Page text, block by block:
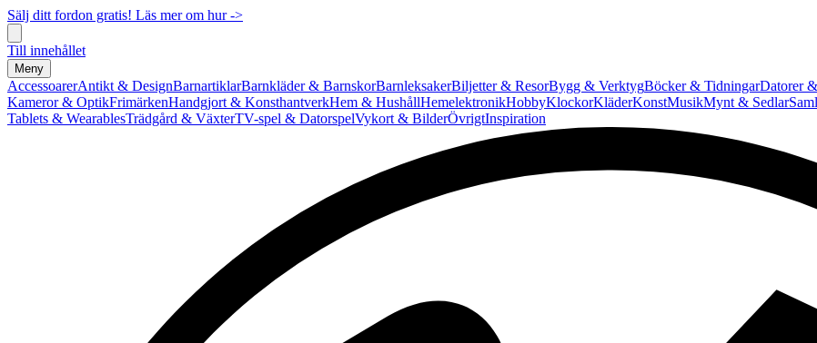
Sälj ditt fordon gratis! Läs mer om hur ->
Till innehållet
Meny
AccessoarerAntikt & DesignBarnartiklarBarnkläder & BarnskorBarnleksakerBiljetter & ResorBygg & VerktygBöcker & TidningarDatorer
Kameror & OptikFrimärkenHandgjort & KonsthantverkHem & HushållHemelektronikHobbyKlockorKläderKonstMusikMynt & Sedlar
Tablets & WearablesTrädgård & VäxterTV-spel & DatorspelVykort & BilderÖvrigtInspiration